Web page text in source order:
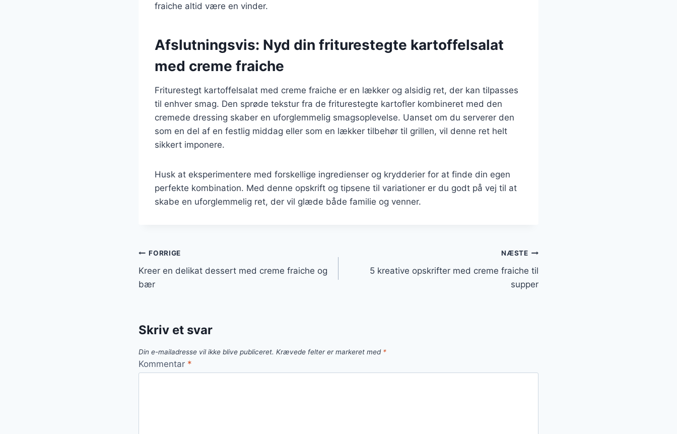
fraiche altid være en vinder.
Afslutningsvis: Nyd din friturestegte kartoffelsalat
med creme fraiche
Friturestegt kartoffelsalat med creme fraiche er en lækker og alsidig ret, der kan tilpasses
til enhver smag. Den sprøde tekstur fra de friturestegte kartofler kombineret med den
cremede dressing skaber en uforglemmelig smagsoplevelse. Uanset om du serverer den
som en del af en festlig middag eller som en lækker tilbehør til grillen, vil denne ret helt
sikkert imponere.
Husk at eksperimentere med forskellige ingredienser og krydderier for at finde din egen
perfekte kombination. Med denne opskrift og tipsene til variationer er du godt på vej til at
skabe en uforglemmelig ret, der vil glæde både familie og venner.
Indlægsnavigation
FORRIGE
Kreer en delikat dessert med creme fraiche og
bær
NÆSTE
5 kreative opskrifter med creme fraiche til
supper
Skriv et svar
Din e-mailadresse vil ikke blive publiceret. Krævede felter er markeret med *
Kommentar *